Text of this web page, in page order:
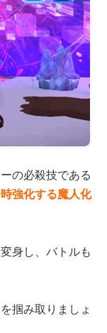
の必殺技である
強化する魔人化
身し、バトルも
掴み取りましょ